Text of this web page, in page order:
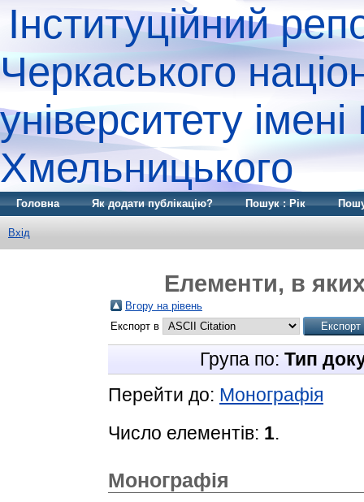
Інституційний
Черкаського
університету
Хмельницького
Головна Як додати публікацію? Пошук : Рік
Вхід
Елементи, в
Вгору на рівень
Експорт в
Група по: Тип
Перейти до: Монографія
Число елементів: 1.
Монографія